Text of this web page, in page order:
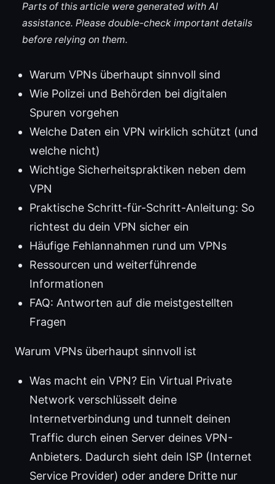
Parts of this article were generated with AI
assistance. Please double-check important details
before relying on them.
Warum VPNs überhaupt sinnvoll sind
Wie Polizei und Behörden bei digitalen
Spuren vorgehen
Welche Daten ein VPN wirklich schützt (und
welche nicht)
Wichtige Sicherheitspraktiken neben dem
VPN
Praktische Schritt-für-Schritt-Anleitung: So
richtest du dein VPN sicher ein
Häufige Fehlannahmen rund um VPNs
Ressourcen und weiterführende
Informationen
FAQ: Antworten auf die meistgestellten
Fragen
Warum VPNs überhaupt sinnvoll ist
Was macht ein VPN? Ein Virtual Private
Network verschlüsselt deine
Internetverbindung und tunnelt deinen
Traffic durch einen Server deines VPN-
Anbieters. Dadurch sieht dein ISP (Internet
Service Provider) oder andere Dritte nur